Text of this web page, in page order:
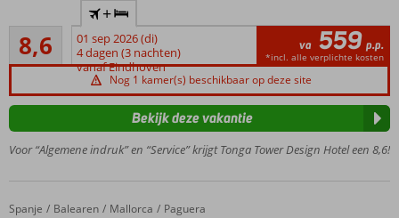
vissershaven
Ook All
Inclusive
mogelijk
animatieprogramma
Geniet van
uitzicht in
8,6
Aanrader
20
beoordelingen
+
01 sep 2026 (di)
4 dagen (3 nachten)
vanaf Eindhoven
va 559 p.p.
*incl. alle verplichte kosten
Nog 1 kamer(s) beschikbaar op deze site
Voor “Algemene indruk” en “Service” krijgt Tonga Tower Design Hotel een 8,6!
Bekijk deze vakantie
Home
Spanje Balearen Mallorca Paguera
Vibra Beverly Playa